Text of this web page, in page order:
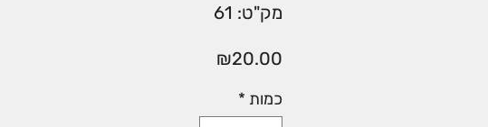
מק"ט: 61
₪20.00
כמות *